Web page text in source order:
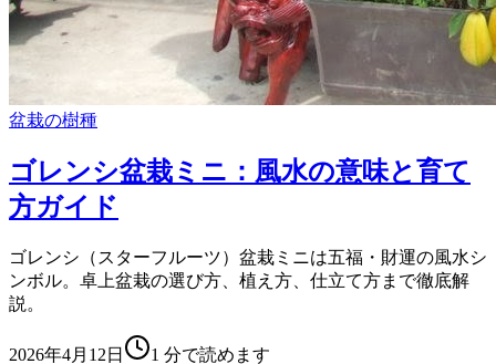
盆栽の樹種
ゴレンシ盆栽ミニ：風水の意味と育て
方ガイド
ゴレンシ（スターフルーツ）盆栽ミニは五福・財運の風水シ
ンボル。卓上盆栽の選び方、植え方、仕立て方まで徹底解
説。
2026年4月12日 1 分で読めます